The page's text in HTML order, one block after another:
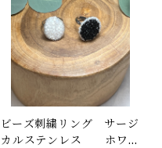
ビーズ刺繍リング サージ
カルステンレス ホワイ